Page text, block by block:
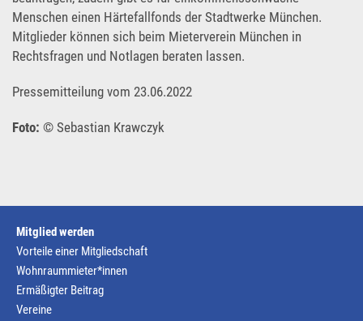
Menschen einen Härtefallfonds der Stadtwerke München.
Mitglieder können sich beim Mieterverein München in
Rechtsfragen und Notlagen beraten lassen.
Pressemitteilung vom 23.06.2022
Foto: © Sebastian Krawczyk
Mitglied werden
Vorteile einer Mitgliedschaft
Wohnraummieter*innen
Ermäßigter Beitrag
Vereine